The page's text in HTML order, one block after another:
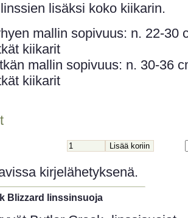
lisäksi koko kiikarin.
mallin sopivuus: n. 22-30
kiikarit
mallin sopivuus: n. 30-36
kiikarit
kirjelähetyksenä.
Blizzard linssinsuoja